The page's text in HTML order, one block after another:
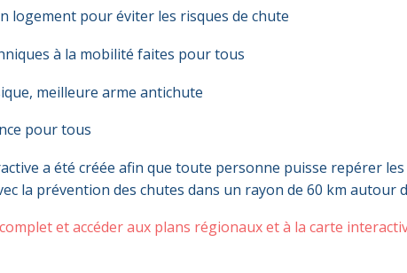
logement pour éviter les risques de chute
à la mobilité faites pour tous
meilleure arme antichute
pour tous
a été créée afin que toute personne puisse repérer
la prévention des chutes dans un rayon de 60 km autour
et accéder aux plans régionaux et à la carte